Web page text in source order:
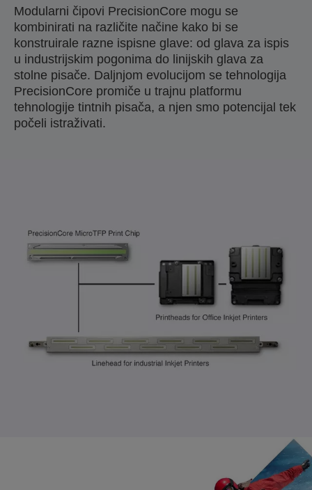
Modularni čipovi PrecisionCore mogu se
kombinirati na različite načine kako bi se
konstruirale razne ispisne glave: od glava za ispis
u industrijskim pogonima do linijskih glava za
stolne pisače. Daljnjom evolucijom se tehnologija
PrecisionCore promiče u trajnu platformu
tehnologije tintnih pisača, a njen smo potencijal tek
počeli istraživati.